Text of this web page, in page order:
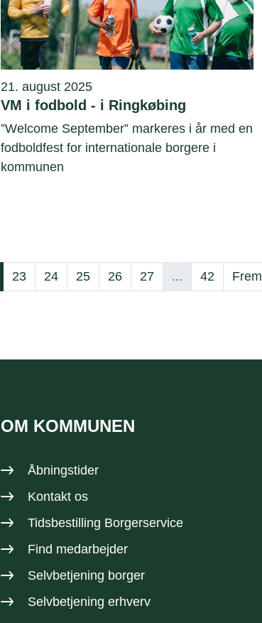
21. august 2025
VM i fodbold - i Ringkøbing
”Welcome September” markeres i år med en
fodboldfest for internationale borgere i
kommunen
23 24 25 26 27 ... 42 Frem
OM KOMMUNEN
Åbningstider
Kontakt os
Tidsbestilling Borgerservice
Find medarbejder
Selvbetjening borger
Selvbetjening erhverv